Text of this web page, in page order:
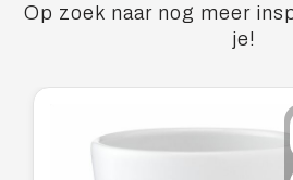
Op zoek naar nog meer
je!